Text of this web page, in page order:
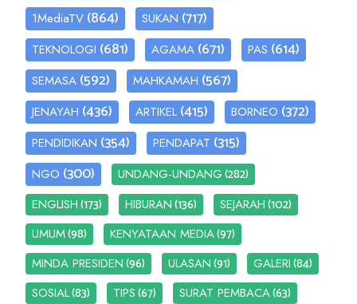
1MediaTV (864) SUKAN (717)
TEKNOLOGI (681) AGAMA (671) PAS (614)
SEMASA (592) MAHKAMAH (567)
JENAYAH (436) ARTIKEL (415) BORNEO (372)
PENDIDIKAN (354) PENDAPAT (315)
NGO (300) UNDANG-UNDANG(282)
ENGLISH(173) HIBURAN(136) SEJARAH(102)
UMUM(98) KENYATAAN MEDIA(97)
MINDA PRESIDEN(96) ULASAN(91) GALERI(84)
SOSIAL(83) TIPS(67) SURAT PEMBACA(63)